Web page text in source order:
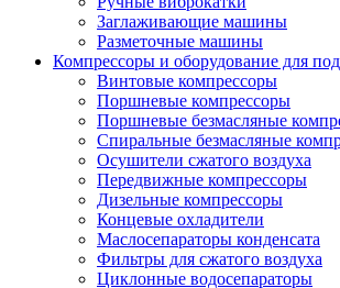
Заглаживающие машины
Разметочные машины
Компрессоры и оборудование для
Винтовые компрессоры
Поршневые компрессоры
Поршневые безмасляные
Спиральные безмасляные
Осушители сжатого воздуха
Передвижные компрессоры
Дизельные компрессоры
Концевые охладители
Маслосепараторы конденсата
Фильтры для сжатого воздуха
Циклонные водосепараторы